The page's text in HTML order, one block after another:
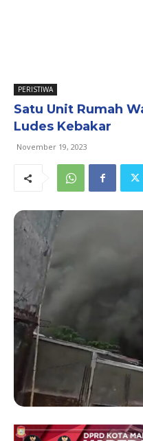
PERISTIWA
Satu Unit Rumah
Ludes Kebakar
November 19, 2023